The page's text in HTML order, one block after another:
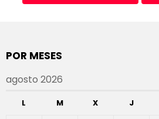
POR MESES
agosto 2026
L M X J